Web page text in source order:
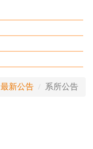
最新公告 系所公告